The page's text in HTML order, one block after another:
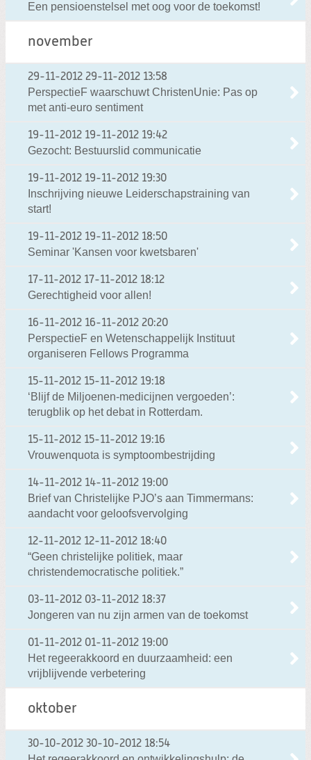
Een pensioenstelsel met oog voor de toekomst!
november
29-11-2012 29-11-2012 13:58
PerspectieF waarschuwt ChristenUnie: Pas op
met anti-euro sentiment
19-11-2012 19-11-2012 19:42
Gezocht: Bestuurslid communicatie
19-11-2012 19-11-2012 19:30
Inschrijving nieuwe Leiderschapstraining van
start!
19-11-2012 19-11-2012 18:50
Seminar 'Kansen voor kwetsbaren'
17-11-2012 17-11-2012 18:12
Gerechtigheid voor allen!
16-11-2012 16-11-2012 20:20
PerspectieF en Wetenschappelijk Instituut
organiseren Fellows Programma
15-11-2012 15-11-2012 19:18
‘Blijf de Miljoenen-medicijnen vergoeden’:
terugblik op het debat in Rotterdam.
15-11-2012 15-11-2012 19:16
Vrouwenquota is symptoombestrijding
14-11-2012 14-11-2012 19:00
Brief van Christelijke PJO’s aan Timmermans:
aandacht voor geloofsvervolging
12-11-2012 12-11-2012 18:40
“Geen christelijke politiek, maar
christendemocratische politiek.”
03-11-2012 03-11-2012 18:37
Jongeren van nu zijn armen van de toekomst
01-11-2012 01-11-2012 19:00
Het regeerakkoord en duurzaamheid: een
vrijblijvende verbetering
oktober
30-10-2012 30-10-2012 18:54